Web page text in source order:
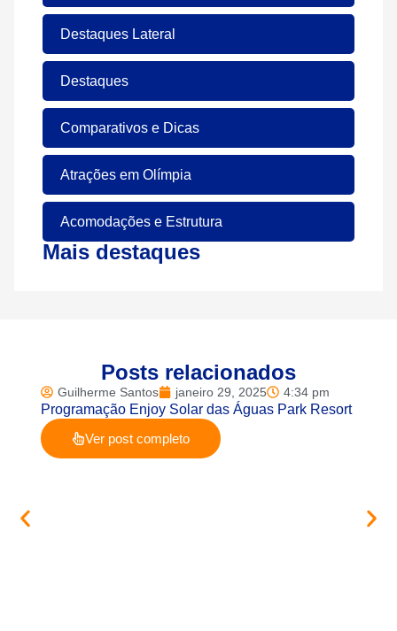
Destaques Lateral
Destaques
Comparativos e Dicas
Atrações em Olímpia
Acomodações e Estrutura
Mais destaques
Posts relacionados
Guilherme Santos janeiro 29, 2025 4:34 pm
Programação Enjoy Solar das Águas Park Resort
Ver post completo